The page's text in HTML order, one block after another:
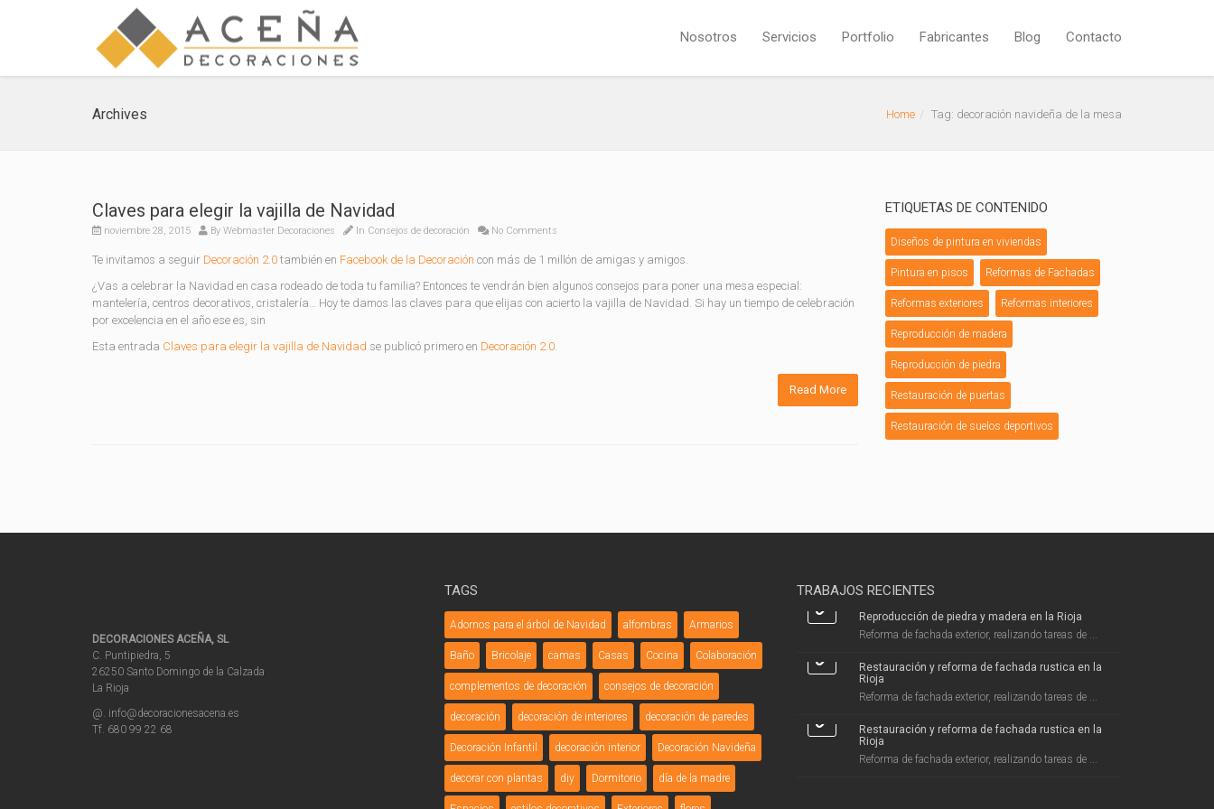
Nosotros Servicios Portfolio Fabricantes Blog Contacto
Archives Home Tag: decoración navideña de la mesa
Claves para elegir la vajilla de Navidad
noviembre 28, 2015 By Webmaster Decoraciones In Consejos de decoración No Comments
Te invitamos a seguir Decoración 2.0 también en Facebook de la Decoración con más de 1 millón de amigas y amigos.
¿Vas a celebrar la Navidad en casa rodeado de toda tu familia? Entonces te vendrán bien algunos consejos para poner una mesa especial:
mantelería, centros decorativos, cristalería… Hoy te damos las claves para que elijas con acierto la vajilla de Navidad. Si hay un tiempo de celebración
por excelencia en el año ese es, sin
Esta entrada Claves para elegir la vajilla de Navidad se publicó primero en Decoración 2.0.
Read More
ETIQUETAS DE CONTENIDO
Diseños de pintura en viviendas
Pintura en pisos Reformas de Fachadas
Reformas exteriores Reformas interiores
Reproducción de madera
Reproducción de piedra
Restauración de puertas
Restauración de suelos deportivos
DECORACIONES ACEÑA, SL
C. Puntipiedra, 5
26250 Santo Domingo de la Calzada
La Rioja
@. info@decoracionesacena.es
Tf. 680 99 22 68
TAGS
Adornos para el árbol de Navidad alfombras Armarios
Baño Bricolaje camas Casas Cocina Colaboración
complementos de decoración consejos de decoración
decoración decoración de interiores decoración de paredes
Decoración Infantil decoración interior Decoración Navideña
decorar con plantas diy Dormitorio día de la madre
TRABAJOS RECIENTES
Reproducción de piedra y madera en la Rioja
Reforma de fachada exterior, realizando tareas de ...
Restauración y reforma de fachada rustica en la
Rioja
Reforma de fachada exterior, realizando tareas de ...
Restauración y reforma de fachada rustica en la
Rioja
Reforma de fachada exterior, realizando tareas de ...